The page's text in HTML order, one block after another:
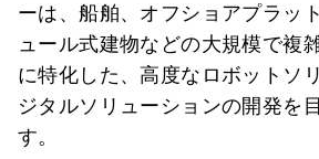
ーは、船舶、オフショアプラッ
ュール式建物などの大規模で複
に特化した、高度なロボットソ
ジタルソリューションの開発を
す。